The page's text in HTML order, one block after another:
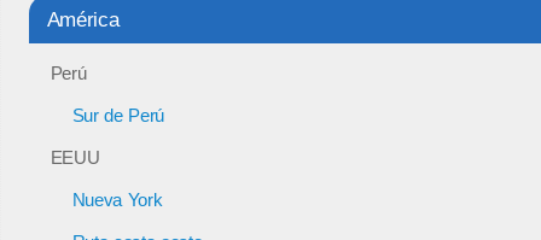
América
Perú
Sur de Perú
EEUU
Nueva York